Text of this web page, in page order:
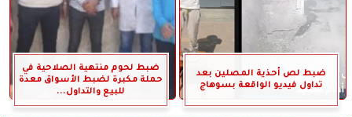
ضبط لص أحذية المصلين بعد
تداول فيديو الواقعة بسوهاج
ضبط لحوم منتهية الصلاحية في
حملة مكبرة لضبط الأسواق معدة
للبيع والتداول...